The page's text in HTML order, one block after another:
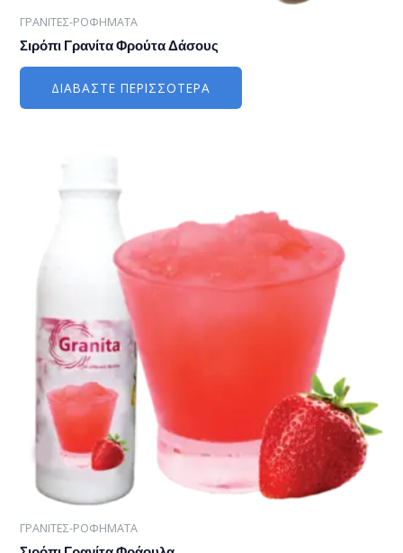
ΓΡΑΝΙΤΕΣ-ΡΟΦΗΜΑΤΑ
Σιρόπι Γρανίτα Φρούτα Δάσους
ΔΙΑΒΆΣΤΕ ΠΕΡΙΣΣΌΤΕΡΑ
ΓΡΑΝΙΤΕΣ-ΡΟΦΗΜΑΤΑ